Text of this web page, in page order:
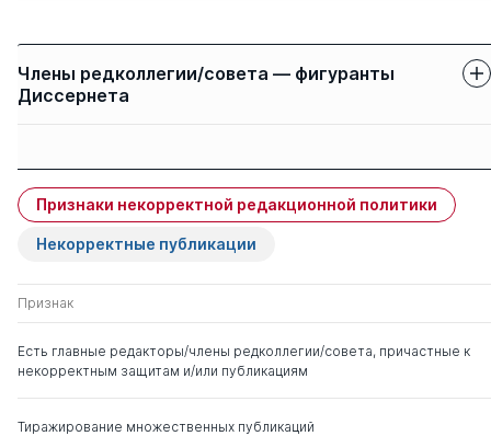
Члены редколлегии/совета — фигуранты
Диссернета
Рассказов Леонид
Павлович
д. ю.н.
д. ист.н.
0 15
Камышанский Владимир
Павлович
Гармаев Юрий Петрович д. ю.н.
Признаки некорректной редакционной политики
Некорректные публикации
Признак
Есть главные редакторы/члены редколлегии/совета, причастные к
некорректным защитам и/или публикациям
Тиражирование множественных публикаций